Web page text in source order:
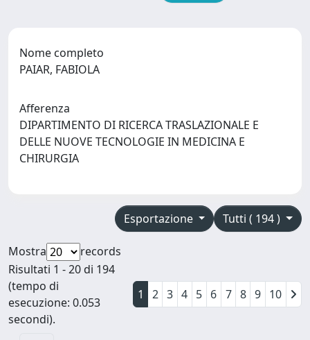
Nome completo
PAIAR, FABIOLA
Afferenza
DIPARTIMENTO DI RICERCA TRASLAZIONALE E
DELLE NUOVE TECNOLOGIE IN MEDICINA E
CHIRURGIA
Tutti ( 194 )
Esportazione
Mostra
records
Risultati 1 - 20 di 194
(tempo di
esecuzione: 0.053
secondi).
1 2 3 4 5 6 7 8 9 10